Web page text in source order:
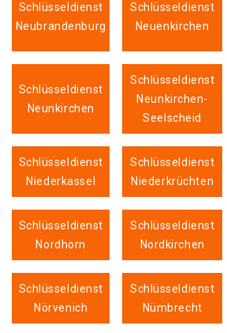
Schlüsseldienst
Neubrandenburg
Schlüsseldienst
Neuenkirchen
Schlüsseldienst
Neunkirchen
Schlüsseldienst
Neunkirchen-
Seelscheid
Schlüsseldienst
Niederkassel
Schlüsseldienst
Niederkrüchten
Schlüsseldienst
Nordhorn
Schlüsseldienst
Nordkirchen
Schlüsseldienst
Nörvenich
Schlüsseldienst
Nümbrecht